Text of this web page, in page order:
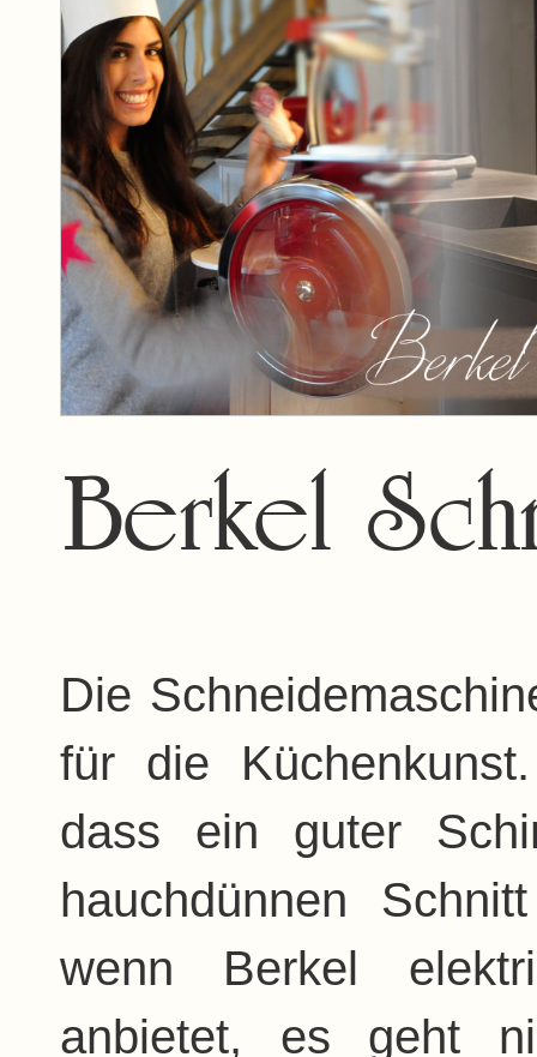
Berkel
Die
für die
dass ein guter
hauchdünnen
wenn Berkel
anbietet, es geht